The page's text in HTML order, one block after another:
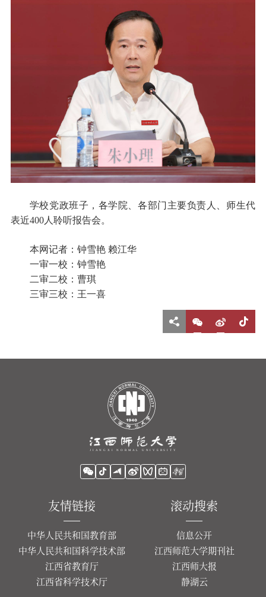
学校党政班子，各学院、各部门主要负责人、师生代
表近400人聆听报告会。
本网记者：钟雪艳 赖江华
一审一校：钟雪艳
二审二校：曹琪
三审三校：王一喜
友情链接
中华人民共和国教育部
中华人民共和国科学技术部
江西省教育厅
江西省科学技术厅
滚动搜索
信息公开
江西师范大学期刊社
江西师大报
静湖云